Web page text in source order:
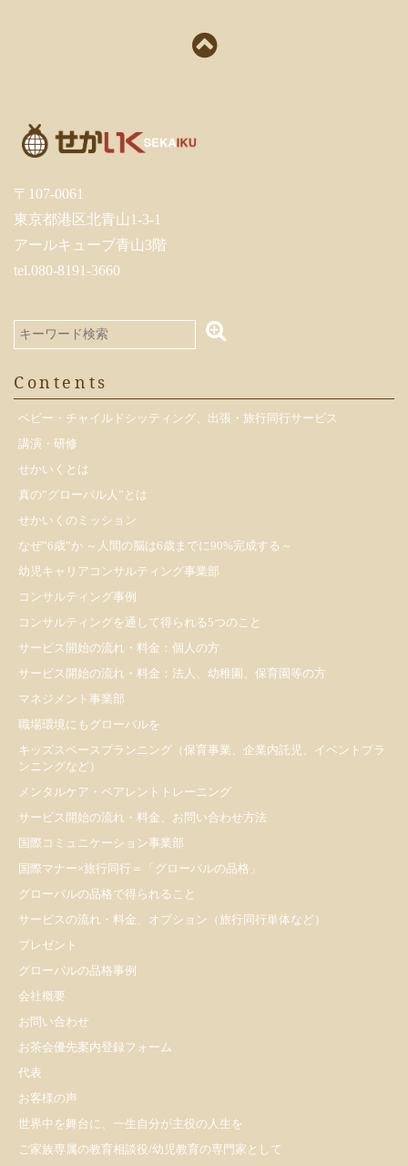
〒107-0061
東京都港区北青山1-3-1
アールキューブ青山3階
tel.080-8191-3660
Contents
ベビー・チャイルドシッティング、出張・旅行同行サービス
講演・研修
せかいくとは
真の”グローバル人”とは
せかいくのミッション
なぜ”6歳”か ～人間の脳は6歳までに90%完成する～
幼児キャリアコンサルティング事業部
コンサルティング事例
コンサルティングを通して得られる5つのこと
サービス開始の流れ・料金：個人の方
サービス開始の流れ・料金：法人、幼稚園、保育園等の方
マネジメント事業部
職場環境にもグローバルを
キッズスペースプランニング（保育事業、企業内託児、イベントプラ
ンニングなど）
メンタルケア・ペアレントトレーニング
サービス開始の流れ・料金、お問い合わせ方法
国際コミュニケーション事業部
国際マナー×旅行同行＝「グローバルの品格」
グローバルの品格で得られること
サービスの流れ・料金、オプション（旅行同行単体など）
プレゼント
​グローバルの品格事例
会社概要
お問い合わせ
お茶会優先案内登録フォーム
代表
お客様の声
世界中を舞台に、一生自分が主役の人生を
ご家族専属の教育相談役/幼児教育の専門家として